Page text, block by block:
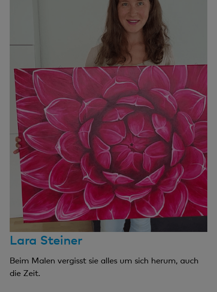
Lara Steiner
Beim Malen vergisst sie alles um sich herum, auch
die Zeit.